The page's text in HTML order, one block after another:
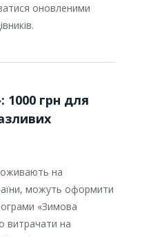
оновленими
грн для
на
можуть оформити
«Зимова
витрачати на